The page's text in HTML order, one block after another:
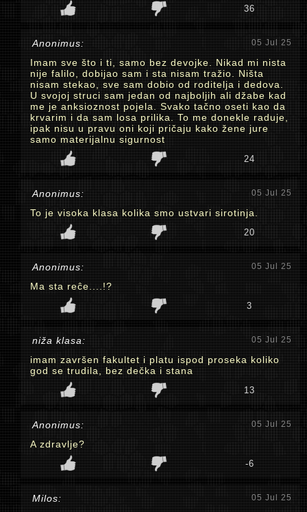
36
Anonimus: 05 Jul 25
Imam sve što i ti, samo bez devojke. Nikad mi nista
nije falilo, dobijao sam i sta nisam tražio. Ništa
nisam stekao, sve sam dobio od roditelja i dedova.
U svojoj struci sam jedan od najboljih ali džabe kad
me je anksioznost pojela. Svako tačno oseti kao da
krvarim i da sam losa prilika. To me donekle raduje,
ipak nisu u pravu oni koji pričaju kako žene jure
samo materijalnu sigurnost
24
Anonimus: 05 Jul 25
To je visoka klasa kolika smo ustvari sirotinja.
20
Anonimus: 05 Jul 25
Ma sta reĉe....!?
3
niža klasa: 05 Jul 25
imam završen fakultet i platu ispod proseka koliko
god se trudila, bez dečka i stana
13
Anonimus: 05 Jul 25
A zdravlje?
-6
Milos: 05 Jul 25